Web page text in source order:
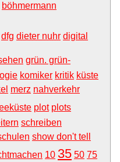
böhmermann
dfg dieter nuhr digital
grün. grün-
komiker kritik küste
merz nahverkehr
plot plots
schreiben
show don't tell
10 35 50 75